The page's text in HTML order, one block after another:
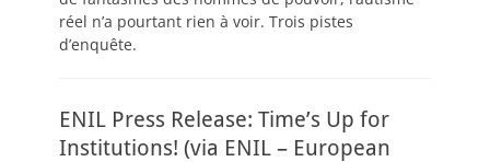
réel n’a pourtant rien à voir. Trois pistes
d’enquête.
ENIL Press Release: Time’s Up for
Institutions! (via ENIL – European